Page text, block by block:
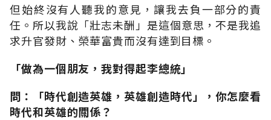
但始終沒有人聽我的意見，讓我去負一部分的責
任。所以我說「壯志未酬」是這個意思，不是我追
求升官發財、榮華富貴而沒有達到目標。
「做為一個朋友，我對得起李總統」
問：「時代創造英雄，英雄創造時代」，你怎麼看
時代和英雄的關係？